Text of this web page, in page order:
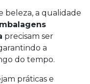
beleza, a qualidade
precisam ser
a
do tempo.
práticas e